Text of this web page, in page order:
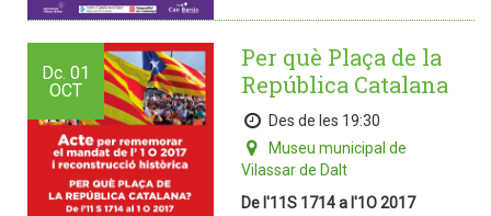
Dc. 01
OCT
Per què Plaça de la
República Catalana
Des de les 19:30
Museu municipal de
Vilassar de Dalt
De l'11S 1714 a l'1O 2017